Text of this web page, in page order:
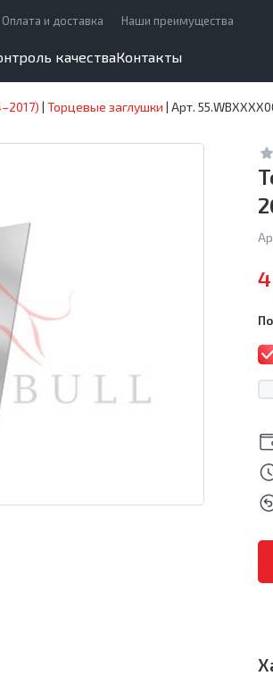
Оплата и доставка Наши преимущества
качестваКонтакты
| Торцевые заглушки | Арт.
4